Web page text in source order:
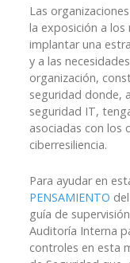
Las
la exposición a los
implantar una
y a las
organización,
seguridad donde,
seguridad IT,
asociadas con los
ciberresiliencia.
Para ayudar en
PENSAMIENTO
guía de
Auditoría Interna
controles en esta